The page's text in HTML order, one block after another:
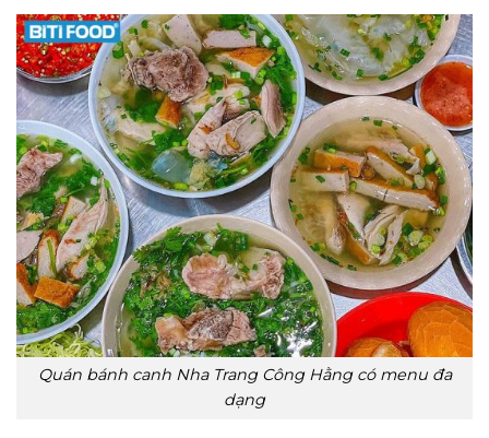
Quán bánh canh Nha Trang Công Hằng có menu đa
dạng